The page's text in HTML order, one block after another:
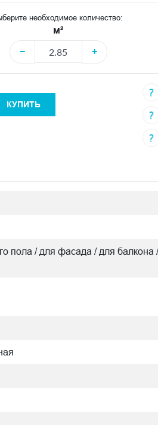
необходимое количество:
м²
−
+
КУПИТЬ
пола / для фасада / для